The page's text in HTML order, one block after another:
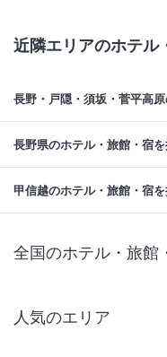
近隣エリアのホテル
長野・戸隠・須坂・菅平高
長野県のホテル・旅館・宿
甲信越のホテル・旅館・宿
全国のホテル・旅館
人気のエリア